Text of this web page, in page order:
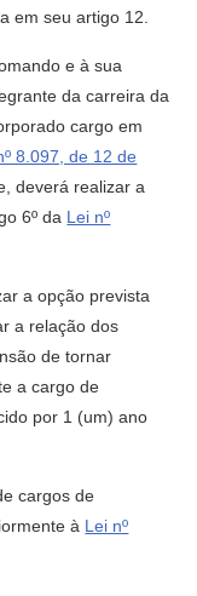
em seu artigo 12.
e à sua
da carreira da
cargo em
8.097, de 12 de
deverá realizar a
6º da Lei nº
a opção prevista
a relação dos
de tornar
a cargo de
por 1 (um) ano
cargos de
à Lei nº